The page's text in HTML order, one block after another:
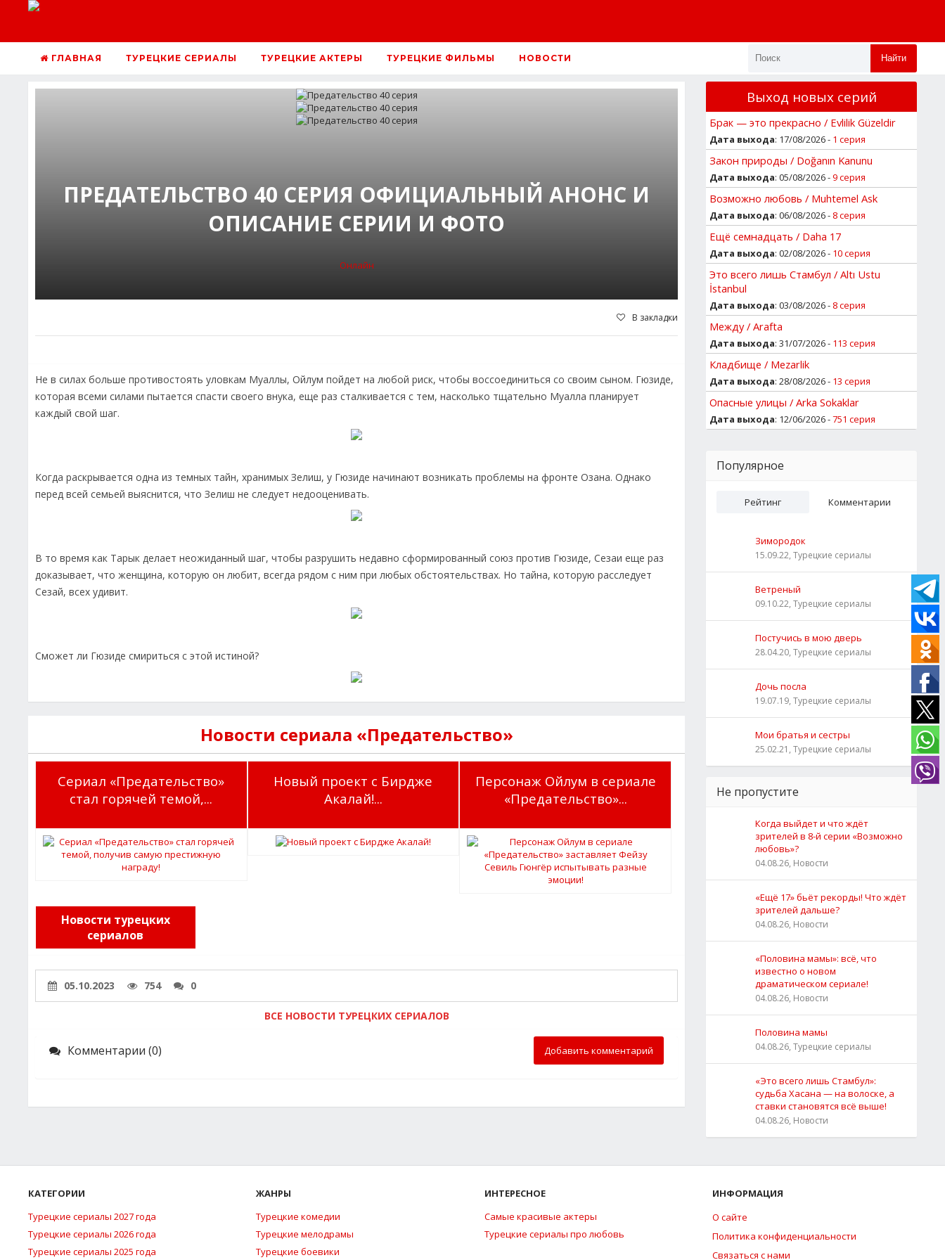
ГЛАВНАЯ ТУРЕЦКИЕ СЕРИАЛЫ ТУРЕЦКИЕ АКТЕРЫ ТУРЕЦКИЕ ФИЛЬМЫ НОВОСТИ Найти
ПРЕДАТЕЛЬСТВО 40 СЕРИЯ ОФИЦИАЛЬНЫЙ АНОНС И
ОПИСАНИЕ СЕРИИ И ФОТО
Онлайн
В закладки
Не в силах больше противостоять уловкам Муаллы, Ойлум пойдет на любой риск, чтобы воссоединиться со своим сыном. Гюзиде,
которая всеми силами пытается спасти своего внука, еще раз сталкивается с тем, насколько тщательно Муалла планирует
каждый свой шаг.
Когда раскрывается одна из темных тайн, хранимых Зелиш, у Гюзиде начинают возникать проблемы на фронте Озана. Однако
перед всей семьей выяснится, что Зелиш не следует недооценивать.
В то время как Тарык делает неожиданный шаг, чтобы разрушить недавно сформированный союз против Гюзиде, Сезаи еще раз
доказывает, что женщина, которую он любит, всегда рядом с ним при любых обстоятельствах. Но тайна, которую расследует
Сезай, всех удивит.
Сможет ли Гюзиде смириться с этой истиной?
Новости сериала «Предательство»
Сериал «Предательство»
стал горячей темой,...
Новый проект с Бирдже
Акалай!...
Персонаж Ойлум в сериале
«Предательство»...
Новости турецких
сериалов
05.10.2023 754 0
ВСЕ НОВОСТИ ТУРЕЦКИХ СЕРИАЛОВ
Комментарии (0) Добавить комментарий
Выход новых серий
Брак — это прекрасно / Evlilik Güzeldir
Дата выхода: 17/08/2026 - 1 серия
Закон природы / Doğanın Kanunu
Дата выхода: 05/08/2026 -9 серия
Возможно любовь / Muhtemel Ask
Дата выхода: 06/08/2026 - 8 серия
Ещё семнадцать / Daha 17
Дата выхода: 02/08/2026 - 10 серия
Это всего лишь Стамбул / Altı Ustu
İstanbul
Дата выхода: 03/08/2026 - 8 серия
Между / Arafta
Дата выхода: 31/07/2026 - 113 серия
Кладбище / Mezarlik
Дата выхода: 28/08/2026 - 13 серия
Опасные улицы / Arka Sokaklar
Дата выхода: 12/06/2026 -751 серия
Популярное
Рейтинг Комментарии
Зимородок
15.09.22, Турецкие сериалы
Ветреный
09.10.22, Турецкие сериалы
Постучись в мою дверь
28.04.20, Турецкие сериалы
Дочь посла
19.07.19, Турецкие сериалы
Мои братья и сестры
25.02.21, Турецкие сериалы
Не пропустите
Когда выйдет и что ждёт
зрителей в 8-й серии «Возможно
любовь»?
04.08.26, Новости
«Ещё 17» бьёт рекорды! Что ждёт
зрителей дальше?
04.08.26, Новости
«Половина мамы»: всё, что
известно о новом
драматическом сериале!
04.08.26, Новости
Половина мамы
04.08.26, Турецкие сериалы
«Это всего лишь Стамбул»:
судьба Хасана — на волоске, а
ставки становятся всё выше!
04.08.26, Новости
КАТЕГОРИИ
Турецкие сериалы 2027 года
Турецкие сериалы 2026 года
Турецкие сериалы 2025 года
ЖАНРЫ
Турецкие комедии
Турецкие мелодрамы
Турецкие боевики
ИНТЕРЕСНОЕ
Самые красивые актеры
Турецкие сериалы про любовь
ИНФОРМАЦИЯ
О сайте
Политика конфиденциальности
Связаться с нами